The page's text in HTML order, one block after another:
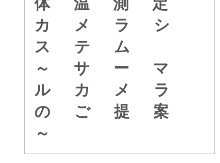
カメラシ
ステム
～サーマ
ルカメラ
のご提案
～